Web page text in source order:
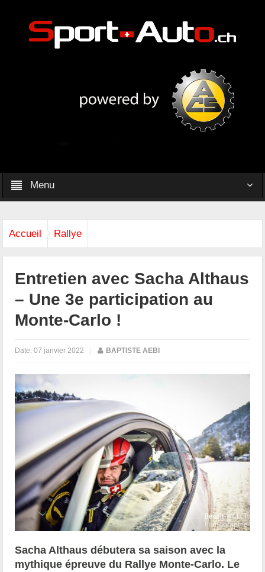
Menu
Accueil Rallye
Entretien avec Sacha Althaus
– Une 3e participation au
Monte-Carlo !
Date:07 janvier 2022 | BAPTISTE AEBI
Sacha Althaus débutera sa saison avec la
mythique épreuve du Rallye Monte-Carlo. Le